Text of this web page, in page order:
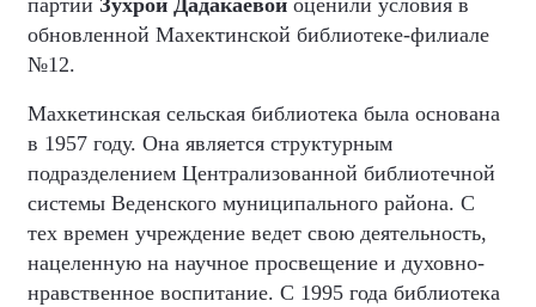
обновленной Махектинской библиотеке-филиале
№12.
Махкетинская сельская библиотека была основана
в 1957 году. Она является структурным
подразделением Централизованной библиотечной
системы Веденского муниципального района. С
тех времен учреждение ведет свою деятельность,
нацеленную на научное просвещение и духовно-
нравственное воспитание. С 1995 года библиотека